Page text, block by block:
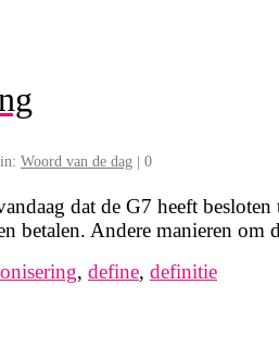
Woord van de dag 0
dat de G7 heeft
betalen. Andere manieren
, define, definitie